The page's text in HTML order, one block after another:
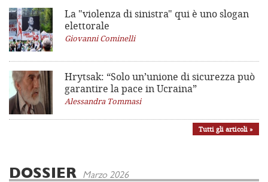
La "violenza di sinistra" qui è uno slogan
elettorale
Giovanni Cominelli
Hrytsak: “Solo un’unione di sicurezza può
garantire la pace in Ucraina”
Alessandra Tommasi
Tutti gli articoli »
DOSSIER Marzo 2026